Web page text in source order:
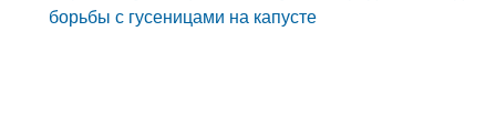
борьбы с гусеницами на капусте